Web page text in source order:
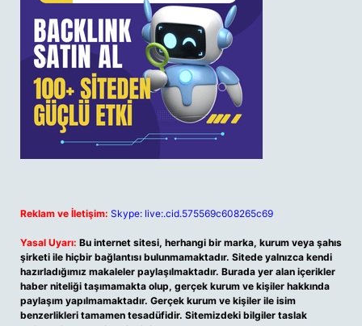
Reklam ve İletişim: Skype: live:.cid.575569c608265c69
Yasal Uyarı: Bu internet sitesi, herhangi bir marka, kurum veya şahıs
şirketi ile hiçbir bağlantısı bulunmamaktadır. Sitede yalnızca kendi
hazırladığımız makaleler paylaşılmaktadır. Burada yer alan içerikler
haber niteliği taşımamakta olup, gerçek kurum ve kişiler hakkında
paylaşım yapılmamaktadır. Gerçek kurum ve kişiler ile isim
benzerlikleri tamamen tesadüfidir. Sitemizdeki bilgiler taslak